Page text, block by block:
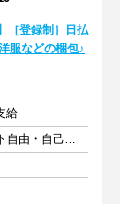
［登録制］日払
服などの梱包♪
給
週3日以上 1日4時間以上 シフト自由・自己申告